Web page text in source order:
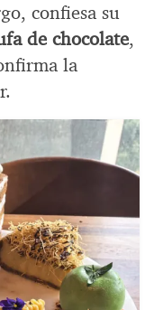
confiesa su
de chocolate,
la